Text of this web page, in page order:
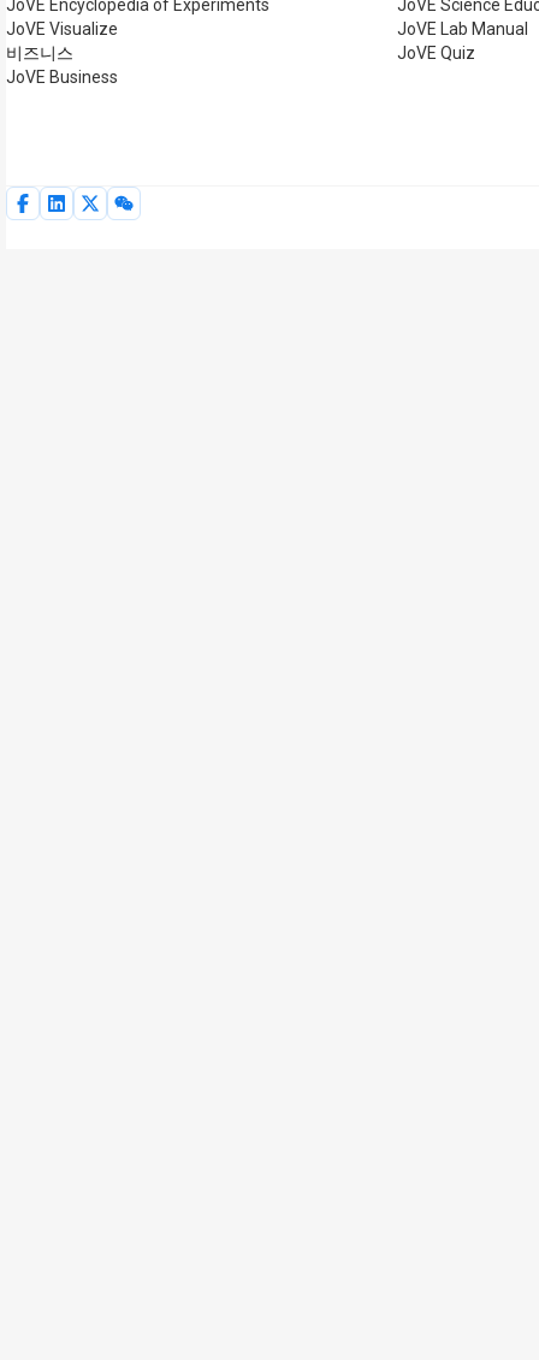
JoVE Encyclopedia of Experiments
JoVE Visualize
비즈니스
JoVE Business
JoVE Science
JoVE Lab Manual
JoVE Quiz